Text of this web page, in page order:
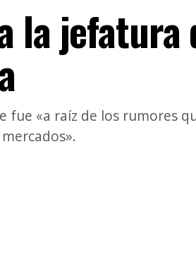
la jefatura
«a raíz de los rumores